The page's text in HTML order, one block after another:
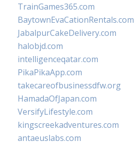
TrainGames365.com
BaytownEvaCationRentals.com
JabalpurCakeDelivery.com
halobjd.com
intelligenceqatar.com
PikaPikaApp.com
takecareofbusinessdfw.org
HamadaOfJapan.com
VersifyLifestyle.com
kingscreekadventures.com
antaeuslabs.com